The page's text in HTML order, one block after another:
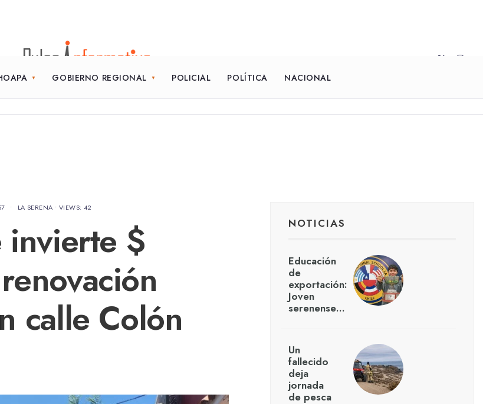
GOBIERNO REGIONAL POLICIAL POLÍTICA NACIONAL
• LA SERENA • VIEWS: 42
invierte $
calle Colón
NOTICIAS
Educación
de
exportación:
Joven
serenense…
Un
fallecido
deja
jornada
de pesca